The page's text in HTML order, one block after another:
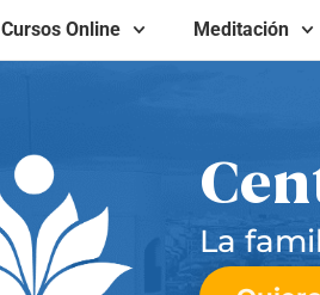
Cursos Online Meditación
La